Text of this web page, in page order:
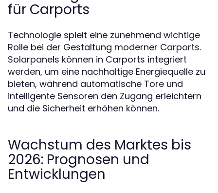
für Carports
Technologie spielt eine zunehmend wichtige
Rolle bei der Gestaltung moderner Carports.
Solarpanels können in Carports integriert
werden, um eine nachhaltige Energiequelle zu
bieten, während automatische Tore und
intelligente Sensoren den Zugang erleichtern
und die Sicherheit erhöhen können.
Wachstum des Marktes bis
2026: Prognosen und
Entwicklungen